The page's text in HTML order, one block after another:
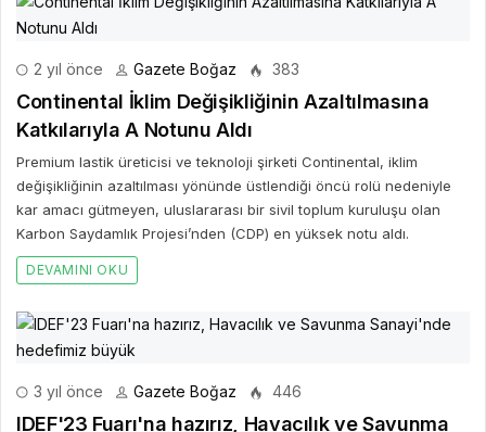
2 yıl önce Gazete Boğaz 383
Continental İklim Değişikliğinin Azaltılmasına
Katkılarıyla A Notunu Aldı
Premium lastik üreticisi ve teknoloji şirketi Continental, iklim
değişikliğinin azaltılması yönünde üstlendiği öncü rolü nedeniyle
kar amacı gütmeyen, uluslararası bir sivil toplum kuruluşu olan
Karbon Saydamlık Projesi’nden (CDP) en yüksek notu aldı.
DEVAMINI OKU
3 yıl önce Gazete Boğaz 446
IDEF'23 Fuarı'na hazırız, Havacılık ve Savunma